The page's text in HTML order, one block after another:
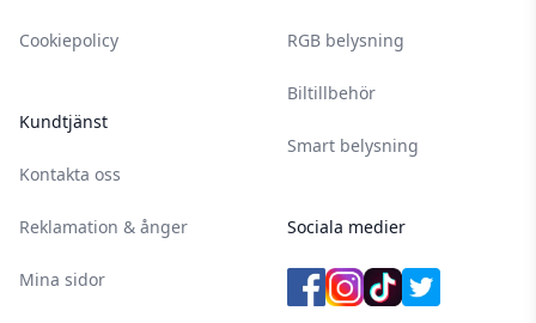
Cookiepolicy
Kundtjänst
Kontakta oss
Reklamation & ånger
Mina sidor
RGB belysning
Biltillbehör
Smart belysning
Sociala medier